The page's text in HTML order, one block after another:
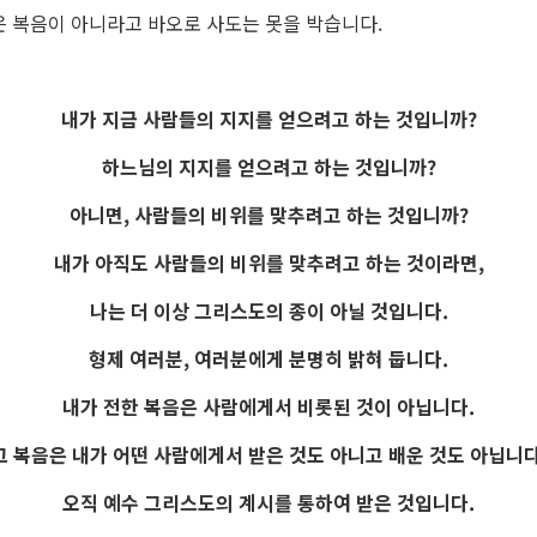
복음이 아니라고 바오로 사도는 못을 박습니다.
내가 지금 사람들의 지지를 얻으려고 하는 것입니까?
하느님의 지지를 얻으려고 하는 것입니까?
아니면, 사람들의 비위를 맞추려고 하는 것입니까?
내가 아직도 사람들의 비위를 맞추려고 하는 것이라면,
나는 더 이상 그리스도의 종이 아닐 것입니다.
형제 여러분, 여러분에게 분명히 밝혀 둡니다.
내가 전한 복음은 사람에게서 비롯된 것이 아닙니다.
복음은 내가 어떤 사람에게서 받은 것도 아니고 배운 것도 아닙니
오직 예수 그리스도의 계시를 통하여 받은 것입니다.